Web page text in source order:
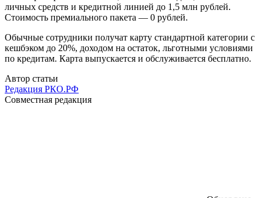
личных средств и кредитной линией до 1,5 млн рублей.
Стоимость премиального пакета — 0 рублей.
Обычные сотрудники получат карту стандартной категории с
кешбэком до 20%, доходом на остаток, льготными условиями
по кредитам. Карта выпускается и обслуживается бесплатно.
Автор статьи
Редакция РКО.РФ
Совместная редакция